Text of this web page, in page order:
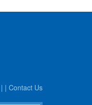
| | Contact Us